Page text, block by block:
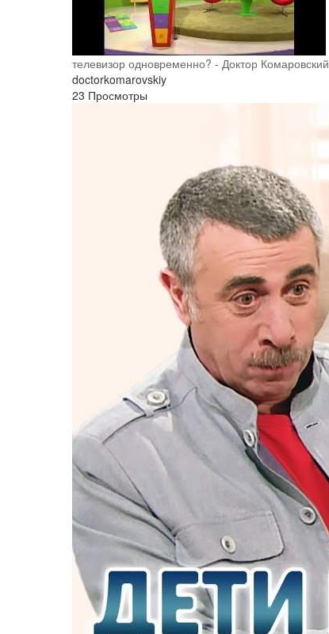
телевизор одновременно? - Доктор Комаровский
doctorkomarovskiy
23 Просмотры